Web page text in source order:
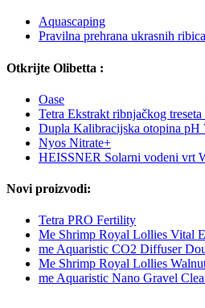
Aquascaping
Pravilna prehrana ukrasnih ribica
Otkrijte Olibetta :
Oase
Tetra Ekstrakt ribnjačkog treseta
Dupla Kalibracijska otopina pH
Nyos Nitrate+
HEISSNER Solarni vodeni vrt
Novi proizvodi:
Tetra PRO Fertility
Me Shrimp Royal Lollies Vital
me Aquaristic CO2 Diffuser
Me Shrimp Royal Lollies
me Aquaristic Nano Gravel